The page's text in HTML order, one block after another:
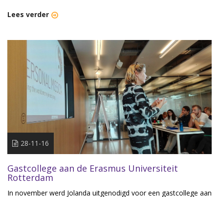
Lees verder
28-11-16
Gastcollege aan de Erasmus Universiteit
Rotterdam
In november werd Jolanda uitgenodigd voor een gastcollege aan